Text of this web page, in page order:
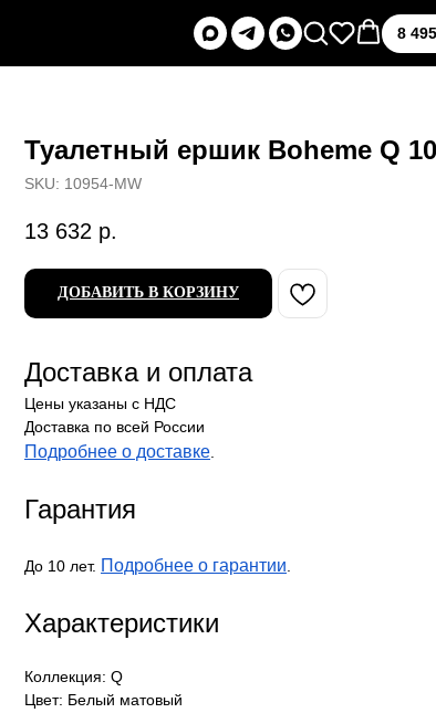
8
Туалетный ершик Boheme Q
SKU: 10954-MW
13 632 р.
ДОБАВИТЬ В КОРЗИНУ
Доставка и оплата
Цены указаны с НДС
Доставка по всей России
Подробнее о доставке.
Гарантия
До 10 лет. Подробнее о гарантии.
Характеристики
Коллекция: Q
Цвет: Белый матовый